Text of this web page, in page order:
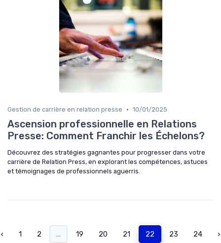
Gestion de carrière en relation presse • 10/01/2025
Ascension professionnelle en Relations
Presse: Comment Franchir les Échelons?
Découvrez des stratégies gagnantes pour progresser dans votre
carrière de Relation Press, en explorant les compétences, astuces
et témoignages de professionnels aguerris.
‹ 1 2 ... 19 20 21 22 23 24 ›